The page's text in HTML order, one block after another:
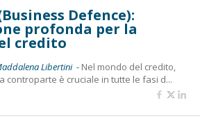
Defence):
profonda per la
credito
Libertini - Nel mondo del credito,
controparte è cruciale in tutte le fasi d...